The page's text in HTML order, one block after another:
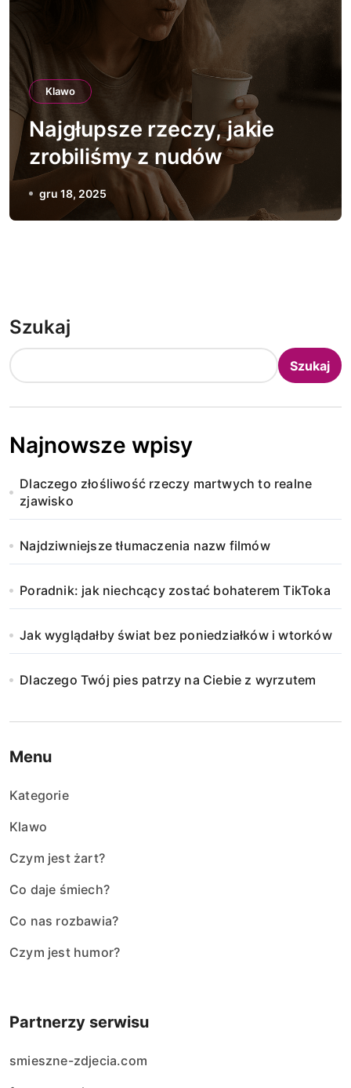
Klawo
Najgłupsze rzeczy, jakie
zrobiliśmy z nudów
gru 18, 2025
Szukaj
Szukaj
Najnowsze wpisy
Dlaczego złośliwość rzeczy martwych to realne
zjawisko
Najdziwniejsze tłumaczenia nazw filmów
Poradnik: jak niechcący zostać bohaterem TikToka
Jak wyglądałby świat bez poniedziałków i wtorków
Dlaczego Twój pies patrzy na Ciebie z wyrzutem
Menu
Kategorie
Klawo
Czym jest żart?
Co daje śmiech?
Co nas rozbawia?
Czym jest humor?
Partnerzy serwisu
smieszne-zdjecia.com